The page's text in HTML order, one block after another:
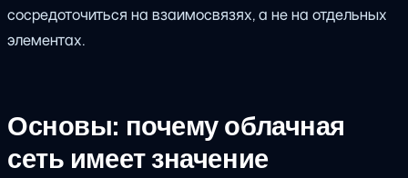
сосредоточиться на взаимосвязях, а не на отдельных
элементах.
Основы: почему облачная
сеть имеет значение